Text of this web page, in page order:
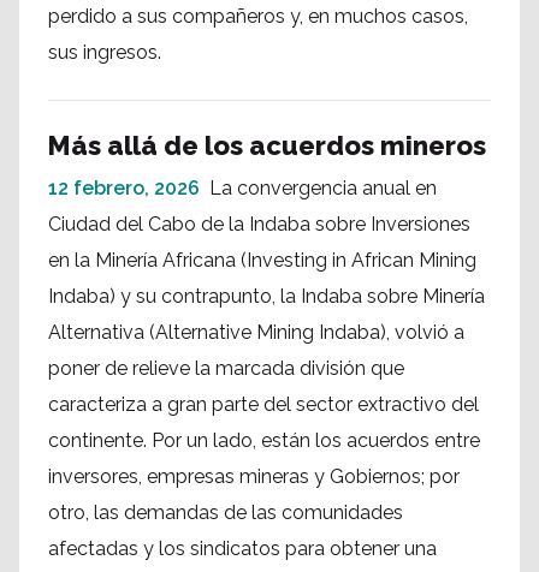
perdido a sus compañeros y, en muchos casos,
sus ingresos.
Más allá de los acuerdos mineros
12 febrero, 2026 La convergencia anual en
Ciudad del Cabo de la Indaba sobre Inversiones
en la Minería Africana (Investing in African Mining
Indaba) y su contrapunto, la Indaba sobre Minería
Alternativa (Alternative Mining Indaba), volvió a
poner de relieve la marcada división que
caracteriza a gran parte del sector extractivo del
continente. Por un lado, están los acuerdos entre
inversores, empresas mineras y Gobiernos; por
otro, las demandas de las comunidades
afectadas y los sindicatos para obtener una